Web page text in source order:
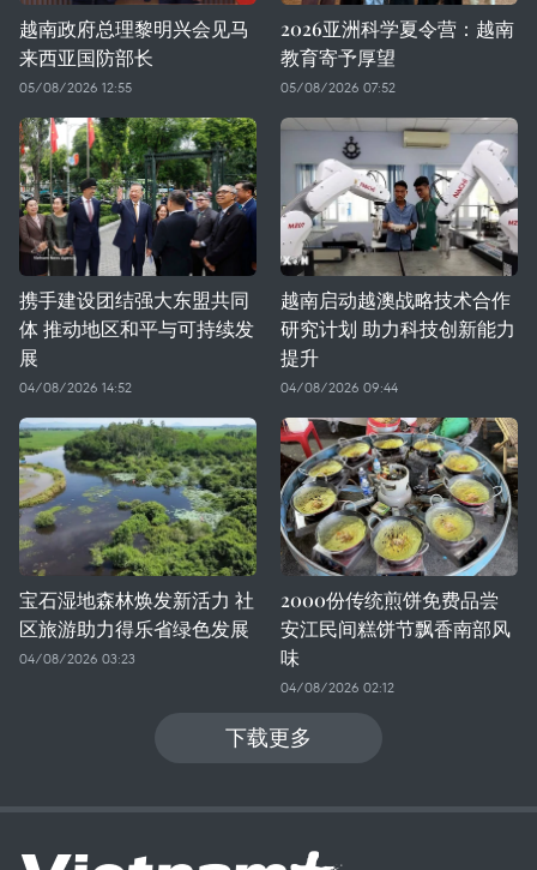
越南政府总理黎明兴会见马
来西亚国防部长
05/08/2026 12:55
2026亚洲科学夏令营：越南
教育寄予厚望
05/08/2026 07:52
携手建设团结强大东盟共同
体 推动地区和平与可持续发
展
04/08/2026 14:52
越南启动越澳战略技术合作
研究计划 助力科技创新能力
提升
04/08/2026 09:44
宝石湿地森林焕发新活力 社
区旅游助力得乐省绿色发展
04/08/2026 03:23
2000份传统煎饼免费品尝
安江民间糕饼节飘香南部风
味
04/08/2026 02:12
下载更多